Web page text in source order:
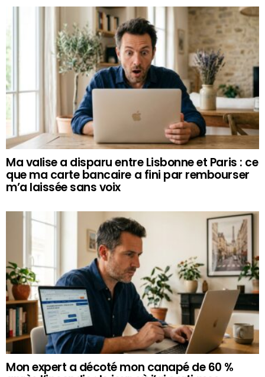
Ma valise a disparu entre Lisbonne et Paris : ce
que ma carte bancaire a fini par rembourser
m’a laissée sans voix
Mon expert a décoté mon canapé de 60 %